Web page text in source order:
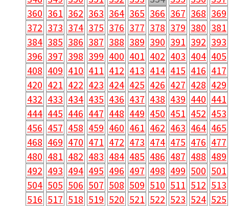
360 361 362 363 364 365 366 367 368 369
372 373 374 375 376 377 378 379 380 381
384 385 386 387 388 389 390 391 392 393
396 397 398 399 400 401 402 403 404 405
408 409 410 411 412 413 414 415 416 417
420 421 422 423 424 425 426 427 428 429
432 433 434 435 436 437 438 439 440 441
444 445 446 447 448 449 450 451 452 453
456 457 458 459 460 461 462 463 464 465
468 469 470 471 472 473 474 475 476 477
480 481 482 483 484 485 486 487 488 489
492 493 494 495 496 497 498 499 500 501
504 505 506 507 508 509 510 511 512 513
516 517 518 519 520 521 522 523 524 525